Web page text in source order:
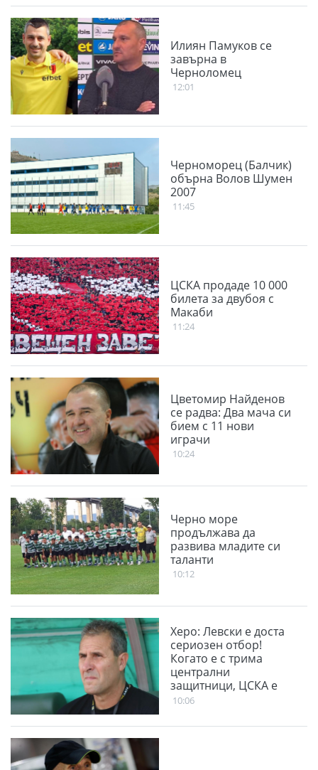
Илиян Памуков се
завърна в
Черноломец
12:01
Черноморец (Балчик)
обърна Волов Шумен
2007
11:45
ЦСКА продаде 10 000
билета за двубоя с
Макаби
11:24
Цветомир Найденов
се радва: Два мача си
бием с 11 нови
играчи
10:24
Черно море
продължава да
развива младите си
таланти
10:12
Херо: Левски е доста
сериозен отбор!
Когато е с трима
централни
защитници, ЦСКА е
много стабилен
10:06